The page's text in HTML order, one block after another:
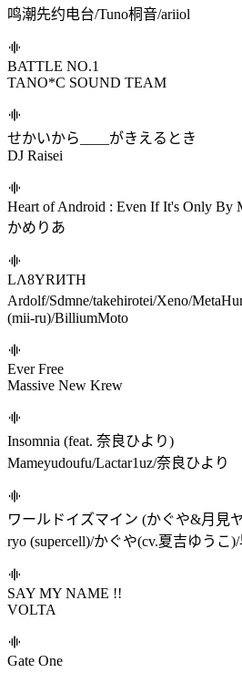
Mechanical Rhapsody
モリモリあつし
缄色症候
ariiol
メルト (かぐや ver.) [CPK! Remix]
ryo (supercell)/かぐや(cv.夏吉ゆうこ)
Fantasia Sonata Arcadia
PYKAMIA
鸣潮先约电台/Tuno桐音/ariiol
BATTLE NO.1
TANO*C SOUND TEAM
DJ Raisei
Heart of Android : Even If It's Only By
かめりあ
Ardolf/Sdmne/takehirotei/Xeno/
(mii-ru)/BilliumMoto